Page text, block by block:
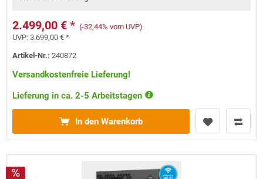
2.499,00 € * (-32,44% vom UVP)
UVP:3.699,00 € *
Artikel-Nr.:240872
Versandkostenfreie Lieferung!
Lieferung in ca. 2-5 Arbeitstagen
In den Warenkorb